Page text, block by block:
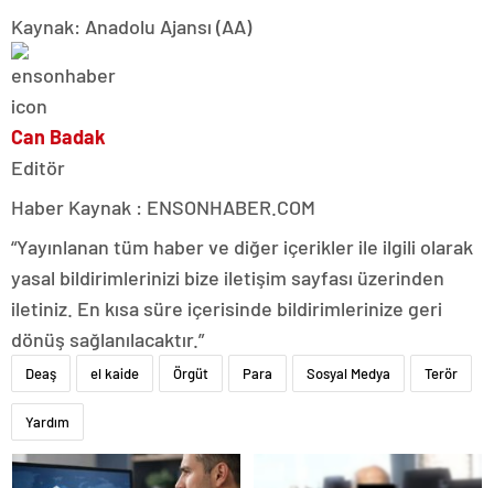
Kaynak: Anadolu Ajansı (AA)
Can Badak
Editör
Haber Kaynak : ENSONHABER.COM
“Yayınlanan tüm haber ve diğer içerikler ile ilgili olarak
yasal bildirimlerinizi bize iletişim sayfası üzerinden
iletiniz. En kısa süre içerisinde bildirimlerinize geri
dönüş sağlanılacaktır.”
Deaş el kaide Örgüt Para Sosyal Medya Terör
Yardım